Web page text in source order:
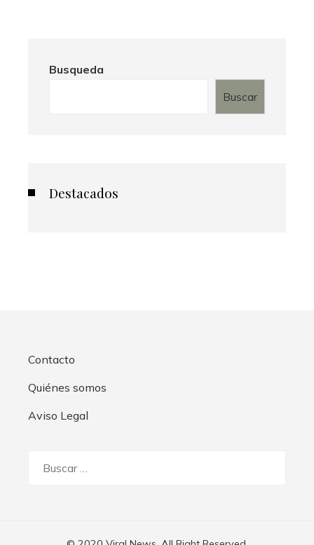
Busqueda
Buscar
Destacados
Contacto
Quiénes somos
Aviso Legal